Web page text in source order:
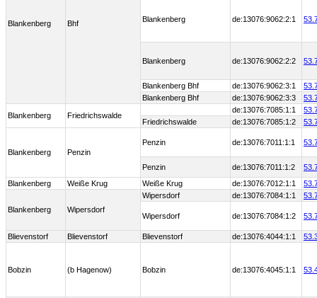
Blankenberg Bhf Blankenberg de:13076:9062:2:1
Blankenberg de:13076:9062:2:2
Blankenberg Bhf de:13076:9062:3:1
Blankenberg Bhf
de:13076:9062:3:3
Blankenberg Friedrichswalde
de:13076:7085:1:1
Friedrichswalde
de:13076:7085:1:2
Blankenberg Penzin
Penzin de:13076:7011:1:1
Penzin de:13076:7011:1:2
Blankenberg
Weiße Krug Weiße Krug de:13076:7012:1:1
Blankenberg Wipersdorf
Wipersdorf de:13076:7084:1:1
Wipersdorf de:13076:7084:1:2
Blievenstorf Blievenstorf Blievenstorf de:13076:4044:1:1
Bobzin (b Hagenow) Bobzin de:13076:4045:1:1